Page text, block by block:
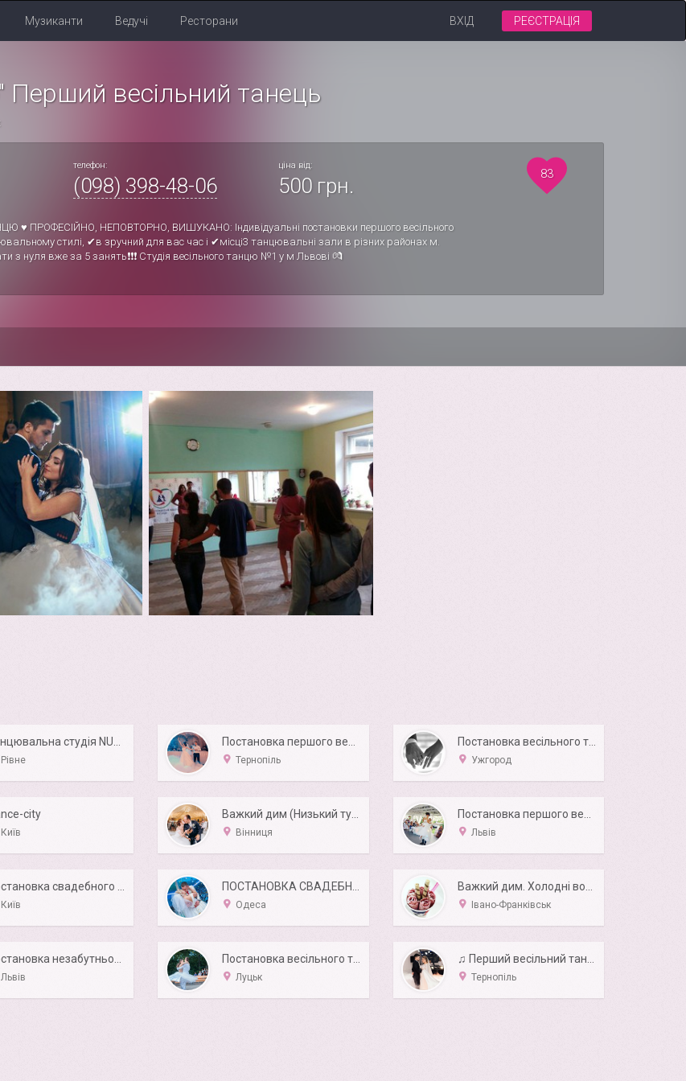
Музиканти Ведучі Ресторани ВХІД РЕЄСТРАЦІЯ
Перший весільний танець
телефон:
(098) 398-48-06
ціна від:
500 грн.
♥ ПРОФЕСІЙНО, НЕПОВТОРНО, ВИШУКАНО: Індивідуальні постановки першого весільного
стилі, ✔в зручний для вас час і ✔місці3 танцювальні зали в різних районах м.
нуля вже за 5 занять❗❗❗ Студія весільного танцю №1 у м Львові 💏
83
Рівне Тернопіль
Постановка весільного танцю
Ужгород
city
Київ Вінниця Львів
Київ Одеса Івано-Франківськ
Львів Луцьк Тернопіль